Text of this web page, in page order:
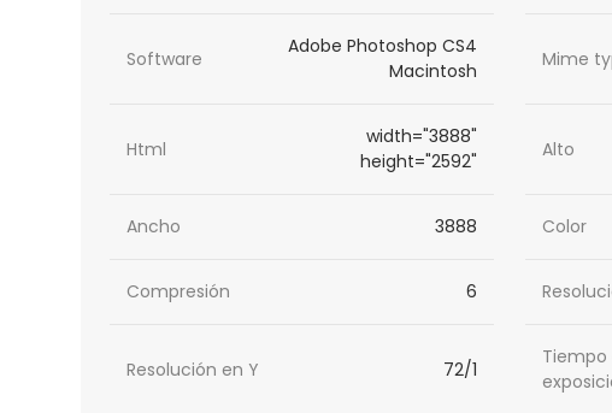
Software
Adobe Photoshop CS4
Macintosh
Mime
Html
width="3888"
height="2592"
Alto
Ancho 3888 Color
Compresión 6
Resolución en Y 72/1
Tiempo